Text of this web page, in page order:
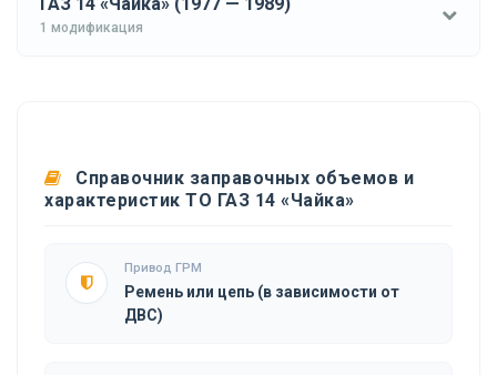
1 модификация
Справочник заправочных объемов и
характеристик ТО ГАЗ 14 «Чайка»
Привод ГРМ
Ремень или цепь (в зависимости от
ДВС)